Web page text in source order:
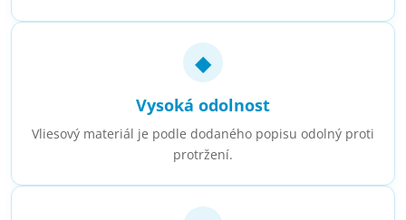
◆
Vysoká odolnost
Vliesový materiál je podle dodaného popisu odolný proti
protržení.